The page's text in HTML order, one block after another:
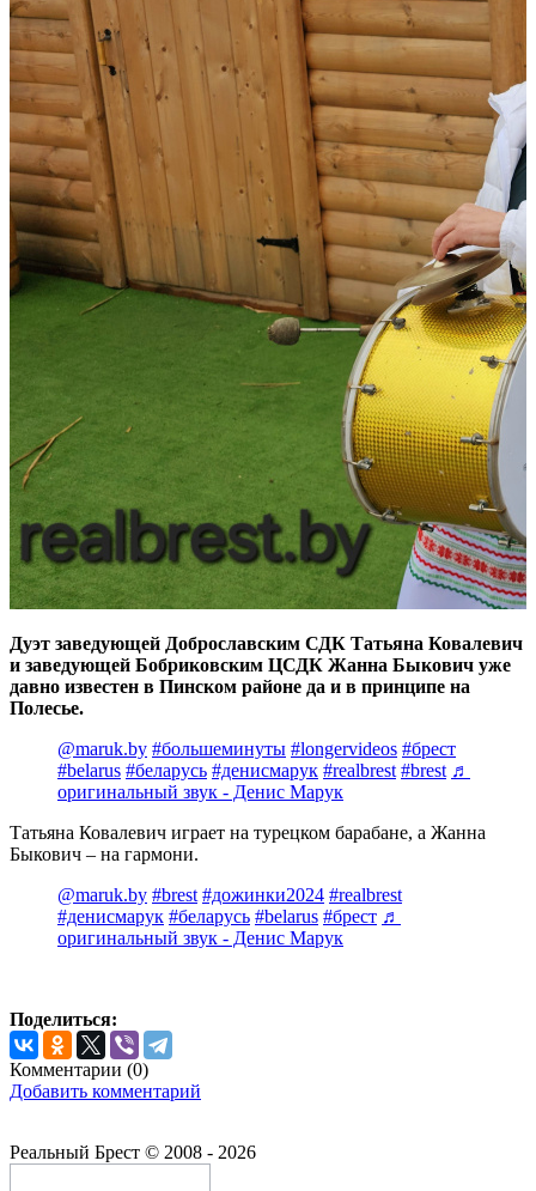
Дуэт заведующей Доброславским СДК Татьяна Ковалевич
и заведующей Бобриковским ЦСДК Жанна Быкович уже
давно известен в Пинском районе да и в принципе на
Полесье.
@maruk.by #большеминуты #longervideos #брест
#belarus #беларусь #денисмарук #realbrest #brest ♬
оригинальный звук - Денис Марук
Татьяна Ковалевич играет на турецком барабане, а Жанна
Быкович – на гармони.
@maruk.by #brest #дожинки2024 #realbrest
#денисмарук #беларусь #belarus #брест ♬
оригинальный звук - Денис Марук
Поделиться:
Комментарии (0)
Добавить комментарий
Реальный Брест © 2008 - 2026